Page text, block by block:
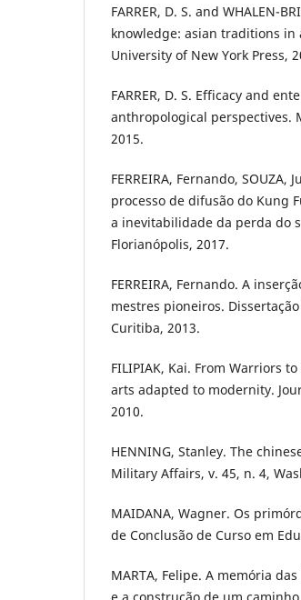
FARRER, D. S. and WHALEN-
knowledge: asian traditions in
University of New York Press,
FARRER, D. S. Efficacy and
anthropological perspectives.
2015.
FERREIRA, Fernando, SOUZA,
processo de difusão do Kung
a inevitabilidade da perda do
Florianópolis, 2017.
FERREIRA, Fernando. A
mestres pioneiros. Dissertação
Curitiba, 2013.
FILIPIAK, Kai. From Warriors
arts adapted to modernity.
2010.
HENNING, Stanley. The
Military Affairs, v. 45, n. 4,
MAIDANA, Wagner. Os
de Conclusão de Curso em
MARTA, Felipe. A memória